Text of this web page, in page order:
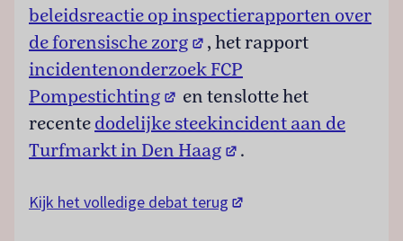
beleidsreactie op inspectierapporten over
de forensische zorg (opent in een nieuw
, het rapport
incidentenonderzoek FCP
Pompestichting (opent in een nieuw tabblad)
en tenslotte het
recente dodelijke steekincident aan de
Turfmarkt in Den Haag (opent in een nieuw
.
Kijk het volledige debat terug (opent in een nieuw